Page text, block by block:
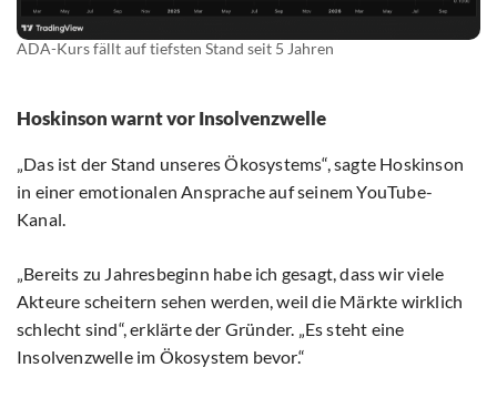
ADA-Kurs fällt auf tiefsten Stand seit 5 Jahren
Hoskinson warnt vor Insolvenzwelle
„Das ist der Stand unseres Ökosystems“, sagte Hoskinson
in einer emotionalen Ansprache auf seinem YouTube-
Kanal.
„Bereits zu Jahresbeginn habe ich gesagt, dass wir viele
Akteure scheitern sehen werden, weil die Märkte wirklich
schlecht sind“, erklärte der Gründer. „Es steht eine
Insolvenzwelle im Ökosystem bevor.“